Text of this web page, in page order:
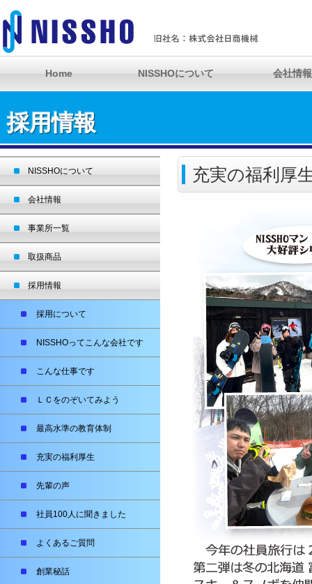
Home NISSHOについて 会社情報
採用情報
NISSHOについて
会社情報
事業所一覧
取扱商品
採用情報
採用について
NISSHOってこんな会社です
こんな仕事です
ＬＣをのぞいてみよう
最高水準の教育体制
充実の福利厚生
先輩の声
社員100人に聞きました
よくあるご質問
創業秘話
充実の福利厚